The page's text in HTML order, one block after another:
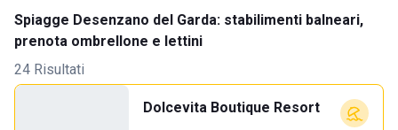
Spiagge Desenzano del Garda: stabilimenti balneari,
prenota ombrellone e lettini
24 Risultati
Dolcevita Boutique Resort